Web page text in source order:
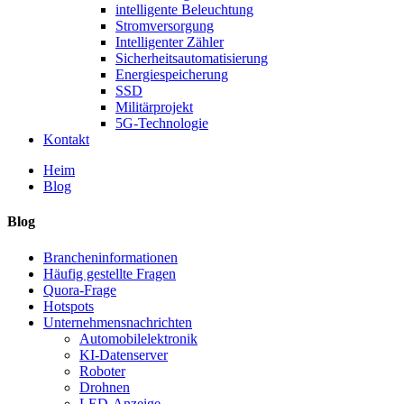
intelligente Beleuchtung
Stromversorgung
Intelligenter Zähler
Sicherheitsautomatisierung
Energiespeicherung
SSD
Militärprojekt
5G-Technologie
Kontakt
Heim
Blog
Blog
Brancheninformationen
Häufig gestellte Fragen
Quora-Frage
Hotspots
Unternehmensnachrichten
Automobilelektronik
KI-Datenserver
Roboter
Drohnen